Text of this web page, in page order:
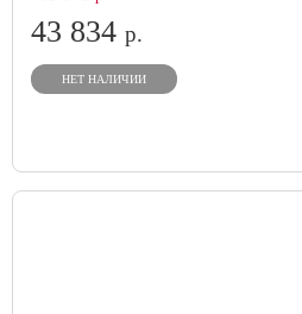
43 834 р.
НЕТ НАЛИЧИИ